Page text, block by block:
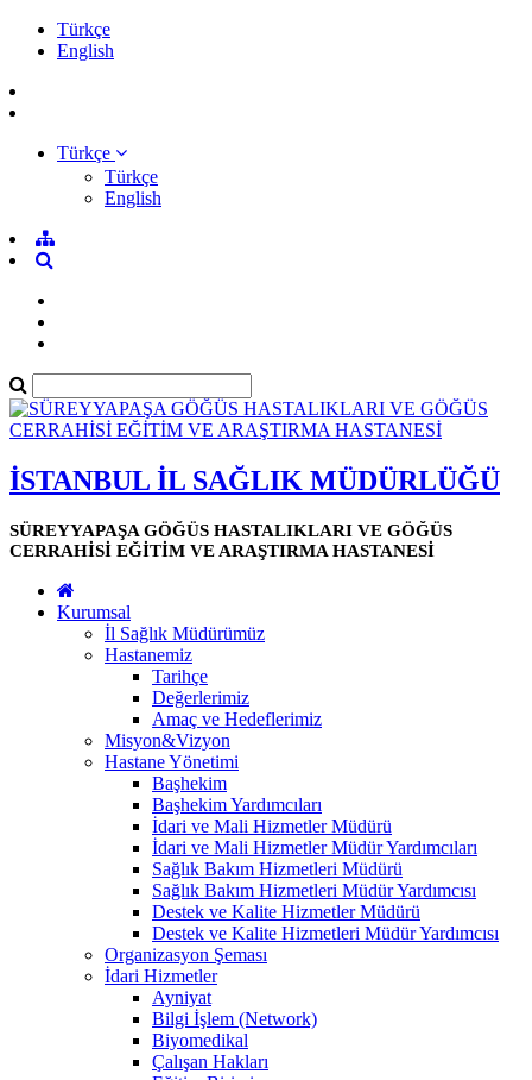
Türkçe
English
Türkçe
Türkçe
English
İSTANBUL İL SAĞLIK MÜDÜRLÜĞÜ
SÜREYYAPAŞA GÖĞÜS HASTALIKLARI VE GÖĞÜS
CERRAHİSİ EĞİTİM VE ARAŞTIRMA HASTANESİ
Kurumsal
İl Sağlık Müdürümüz
Hastanemiz
Tarihçe
Değerlerimiz
Amaç ve Hedeflerimiz
Misyon&Vizyon
Hastane Yönetimi
Başhekim
Başhekim Yardımcıları
İdari ve Mali Hizmetler Müdürü
İdari ve Mali Hizmetler Müdür Yardımcıları
Sağlık Bakım Hizmetleri Müdürü
Sağlık Bakım Hizmetleri Müdür Yardımcısı
Destek ve Kalite Hizmetler Müdürü
Destek ve Kalite Hizmetleri Müdür Yardımcısı
Organizasyon Şeması
İdari Hizmetler
Ayniyat
Bilgi İşlem (Network)
Biyomedikal
Çalışan Hakları